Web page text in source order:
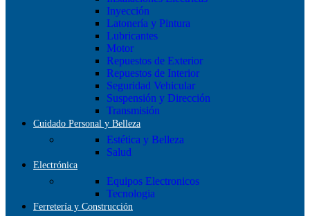
Inyección
Latonería y Pintura
Lubricantes
Motor
Repuestos de Exterior
Repuestos de Interior
Seguridad Vehicular
Suspensión y Dirección
Transmisión
Cuidado Personal y Belleza
Estética y Belleza
Salud
Electrónica
Equipos Electronicos
Tecnologia
Ferretería y Construcción